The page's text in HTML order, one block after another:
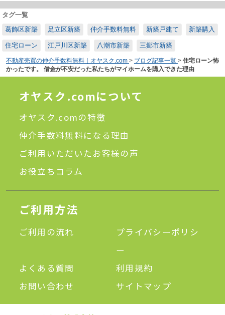
タグ一覧
葛飾区新築
足立区新築 仲介手数料無料 新築戸建て 新築購入
住宅ローン 江戸川区新築 八潮市新築 三郷市新築
不動産売買の仲介手数料無料｜オヤスク.com > ブログ記事一覧 > 住宅ローン怖
かったです。 借金が不安だった私たちがマイホームを購入できた理由
オヤスク.comについて
オヤスク.comの特徴
仲介手数料無料になる理由
ご利用いただいたお客様の声
お役立ちコラム
ご利用方法
ご利用の流れ
プライバシーポリシ
ー
よくある質問
利用規約
お問い合わせ
サイトマップ